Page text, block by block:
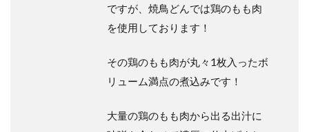
ですが、焼鳥どんでは鶏のもも肉
を使用しております！
その鶏のもも肉が丸々1枚入ったボ
リューム満点の煮込みです！
大量の鶏のもも肉から出る出汁に